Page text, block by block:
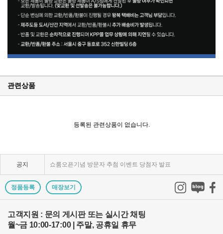
관련상품
등록된 관련상품이 없습니다.
공지
KPP 쇼룸 강의장 무료 대관
쇼룸오픈기념 방문자 추첨 이벤트 당첨자 발표
제1회 티티아티산 사진공모전 결과발표
2024 레오포토 부산 세미나 경품추첨 당첨자 발표
정품등록 매장보기
고객지원 : 문의 게시판 또는 실시간 채팅
월~금 10:00-17:00 | 주말, 공휴일 휴무